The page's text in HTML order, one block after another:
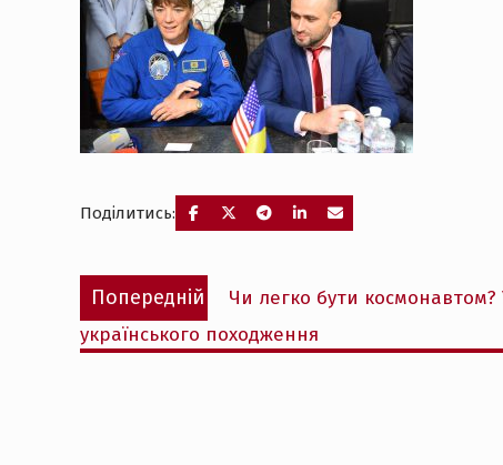
Поділитись:
Навігація
записів
Попередній
Попередній
запис:
Чи легко бути
українського походження